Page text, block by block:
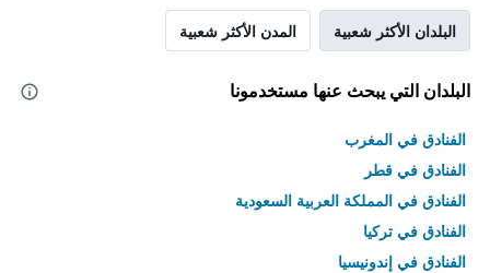
البلدان الأكثر شعبية المدن الأكثر شعبية
البلدان التي يبحث عنها مستخدمونا
الفنادق في المغرب
الفنادق في قطر
الفنادق في المملكة العربية السعودية
الفنادق في تركيا
الفنادق في إندونيسيا